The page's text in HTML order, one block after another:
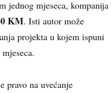
jednog mjeseca, kompanija
KM. Isti autor može
projekta u kojem ispuni
pravo na uvećanje